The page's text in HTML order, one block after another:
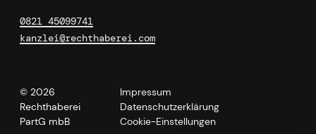
0821 45099741
kanzlei@rechthaberei.com
© 2026
Rechthaberei
PartG mbB
Impressum
Datenschutzerklärung
Cookie-Einstellungen